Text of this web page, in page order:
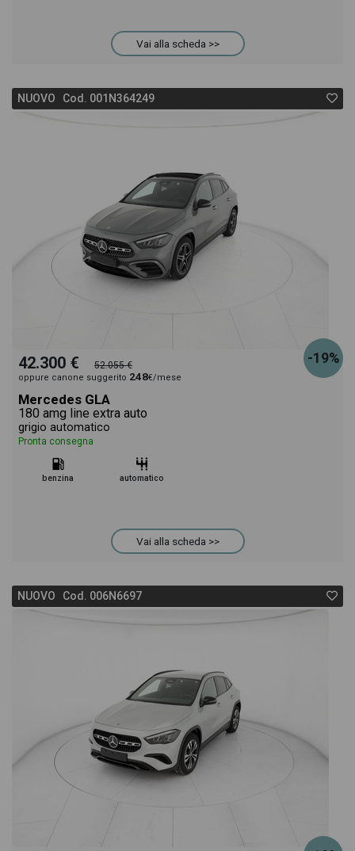
Vai alla scheda >>
NUOVO Cod. 001N364249
-19%
42.300 € 52.055 €
oppure canone suggerito 248€/mese
Mercedes GLA
180 amg line extra auto
grigio automatico
Pronta consegna
benzina automatico
Vai alla scheda >>
NUOVO Cod. 006N6697